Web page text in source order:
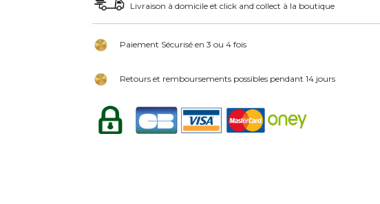
Livraison à domicile et click and collect à la boutique
Paiement Sécurisé en 3 ou 4 fois
Retours et remboursements possibles pendant 14 jours